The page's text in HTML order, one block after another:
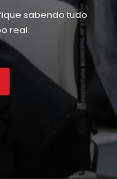
sabendo tudo
real.